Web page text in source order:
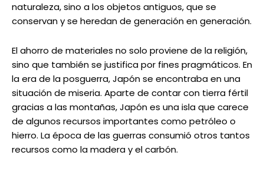
naturaleza, sino a los objetos antiguos, que se
conservan y se heredan de generación en generación.
El ahorro de materiales no solo proviene de la religión,
sino que también se justifica por fines pragmáticos. En
la era de la posguerra, Japón se encontraba en una
situación de miseria. Aparte de contar con tierra fértil
gracias a las montañas, Japón es una isla que carece
de algunos recursos importantes como petróleo o
hierro. La época de las guerras consumió otros tantos
recursos como la madera y el carbón.